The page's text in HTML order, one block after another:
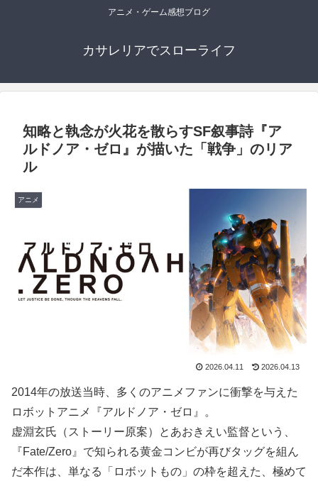
アニメ・ゲーム感想ブログ
カサレリアでスローライフ
知略と執念が火花を散らすSF叙事詩『ア
ルドノア・ゼロ』が描いた「戦争」のリア
ル
アニメ
2026.04.11 2026.04.13
2014年の放送当時、多くのアニメファンに衝撃を与えた
ロボットアニメ『アルドノア・ゼロ』。
虚淵玄氏（ストーリー原案）とあおきえい監督という、
『Fate/Zero』で知られる黄金コンビが再びタッグを組ん
だ本作は、単なる「ロボットもの」の枠を超えた、極めて